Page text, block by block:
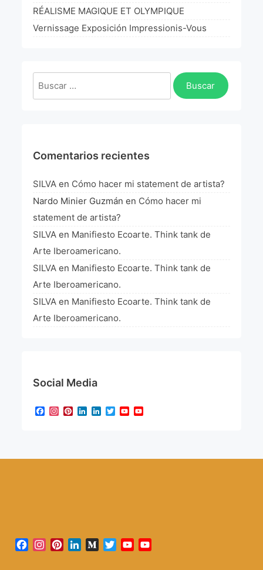
Commissaire D’exposition
Manifiesto Ecoarte
RÉALISME MAGIQUE ET OLYMPIQUE
Vernissage Exposición Impressionis-Vous
Buscar:
Comentarios recientes
SILVA en Cómo hacer mi statement de artista?
Nardo Minier Guzmán en Cómo hacer mi
statement de artista?
SILVA en Manifiesto Ecoarte. Think tank de
Arte Iberoamericano.
SILVA en Manifiesto Ecoarte. Think tank de
Arte Iberoamericano.
SILVA en Manifiesto Ecoarte. Think tank de
Arte Iberoamericano.
Social Media
Facebook
Instagram
Pinterest
LinkedIn
LinkedIn
TwitterYouTube
Facebook
Instagram
PinterestLinkedInMediumTwitterYouTube